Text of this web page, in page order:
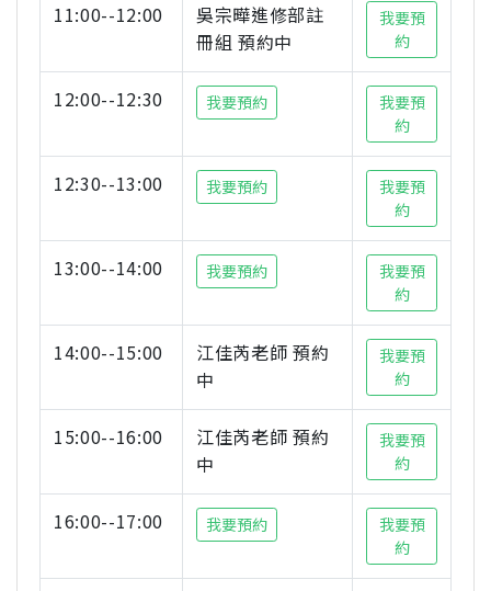
11:00--12:00
吳宗曄進修部註
冊組 預約中
我要預
約
12:00--12:30 我要預約
我要預
約
12:30--13:00 我要預約
我要預
約
13:00--14:00 我要預約
我要預
約
14:00--15:00
江佳芮老師 預約
中
我要預
約
15:00--16:00
江佳芮老師 預約
中
我要預
約
16:00--17:00 我要預約
我要預
約